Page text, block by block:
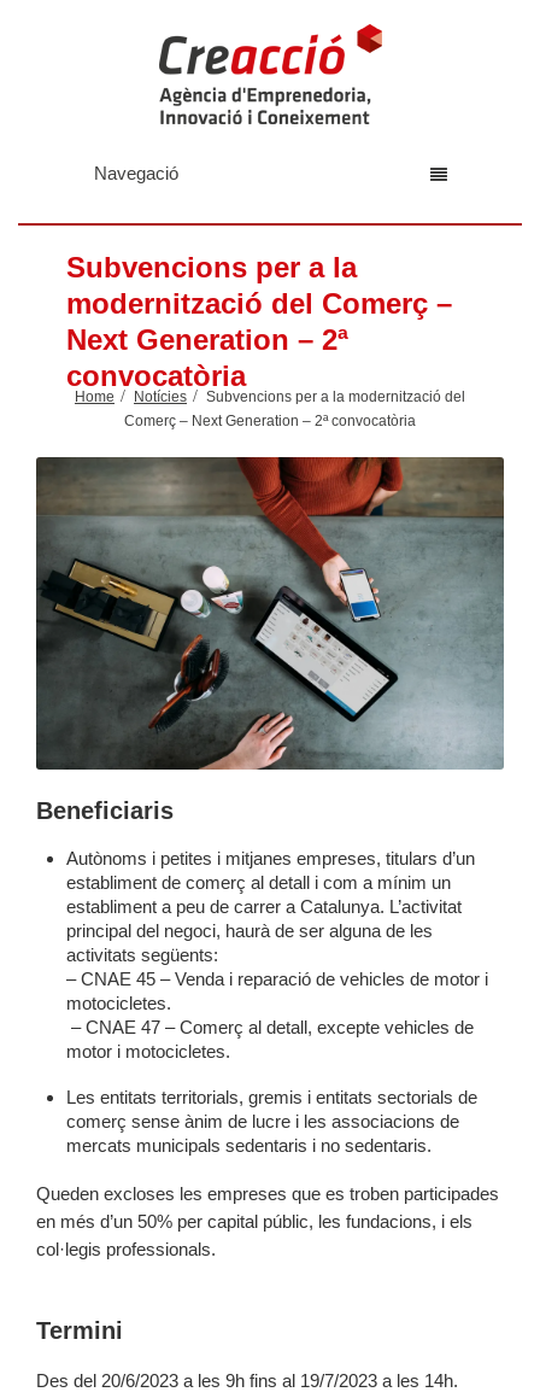
Navegació
Subvencions per a la
modernització del Comerç –
Next Generation – 2ª
convocatòria
Home Notícies
Subvencions per a la modernització del
Comerç – Next Generation – 2ª convocatòria
Beneficiaris
Autònoms i petites i mitjanes empreses, titulars d’un
establiment de comerç al detall i com a mínim un
establiment a peu de carrer a Catalunya. L’activitat
principal del negoci, haurà de ser alguna de les
activitats següents:
– CNAE 45 – Venda i reparació de vehicles de motor i
motocicletes.
– CNAE 47 – Comerç al detall, excepte vehicles de
motor i motocicletes.
Les entitats territorials, gremis i entitats sectorials de
comerç sense ànim de lucre i les associacions de
mercats municipals sedentaris i no sedentaris.
Queden excloses les empreses que es troben participades
en més d’un 50% per capital públic, les fundacions, i els
col·legis professionals.
Termini
Des del 20/6/2023 a les 9h fins al 19/7/2023 a les 14h.